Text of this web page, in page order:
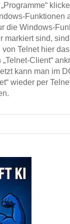
Funktionen
die Windows-
markiert sind,
Telnet hier das
Client“
kann man im
wieder per